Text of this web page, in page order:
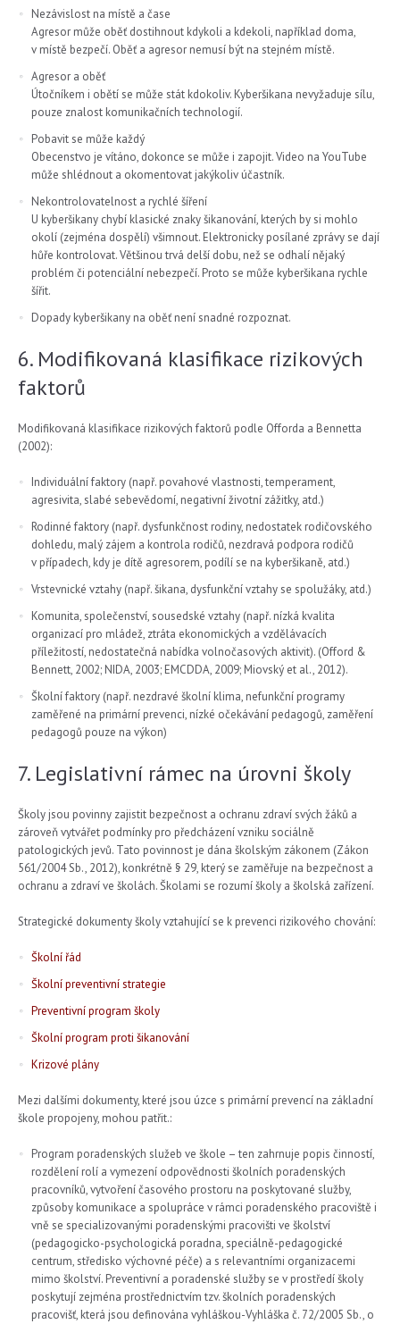
Nezávislost na místě a čase
Agresor může oběť dostihnout kdykoli a kdekoli, například doma,
v místě bezpečí. Oběť a agresor nemusí být na stejném místě.
Agresor a oběť
Útočníkem i obětí se může stát kdokoliv. Kyberšikana nevyžaduje sílu,
pouze znalost komunikačních technologií.
Pobavit se může každý
Obecenstvo je vítáno, dokonce se může i zapojit. Video na YouTube
může shlédnout a okomentovat jakýkoliv účastník.
Nekontrolovatelnost a rychlé šíření
U kyberšikany chybí klasické znaky šikanování, kterých by si mohlo
okolí (zejména dospělí) všimnout. Elektronicky posílané zprávy se dají
hůře kontrolovat. Většinou trvá delší dobu, než se odhalí nějaký
problém či potenciální nebezpečí. Proto se může kyberšikana rychle
šířit.
Dopady kyberšikany na oběť není snadné rozpoznat.
6. Modifikovaná klasifikace rizikových
faktorů
Modifikovaná klasifikace rizikových faktorů podle Offorda a Bennetta
(2002):
Individuální faktory (např. povahové vlastnosti, temperament,
agresivita, slabé sebevědomí, negativní životní zážitky, atd.)
Rodinné faktory (např. dysfunkčnost rodiny, nedostatek rodičovského
dohledu, malý zájem a kontrola rodičů, nezdravá podpora rodičů
v případech, kdy je dítě agresorem, podílí se na kyberšikaně, atd.)
Vrstevnické vztahy (např. šikana, dysfunkční vztahy se spolužáky, atd.)
Komunita, společenství, sousedské vztahy (např. nízká kvalita
organizací pro mládež, ztráta ekonomických a vzdělávacích
příležitostí, nedostatečná nabídka volnočasových aktivit). (Offord &
Bennett, 2002; NIDA, 2003; EMCDDA, 2009; Miovský et al., 2012).
Školní faktory (např. nezdravé školní klima, nefunkční programy
zaměřené na primární prevenci, nízké očekávání pedagogů, zaměření
pedagogů pouze na výkon)
7. Legislativní rámec na úrovni školy
Školy jsou povinny zajistit bezpečnost a ochranu zdraví svých žáků a
zároveň vytvářet podmínky pro předcházení vzniku sociálně
patologických jevů. Tato povinnost je dána školským zákonem (Zákon
561/2004 Sb., 2012), konkrétně § 29, který se zaměřuje na bezpečnost a
ochranu a zdraví ve školách. Školami se rozumí školy a školská zařízení.
Strategické dokumenty školy vztahující se k prevenci rizikového chování:
Školní řád
Školní preventivní strategie
Preventivní program školy
Školní program proti šikanování
Krizové plány
Mezi dalšími dokumenty, které jsou úzce s primární prevencí na základní
škole propojeny, mohou patřit.:
Program poradenských služeb ve škole – ten zahrnuje popis činností,
rozdělení rolí a vymezení odpovědnosti školních poradenských
pracovníků, vytvoření časového prostoru na poskytované služby,
způsoby komunikace a spolupráce v rámci poradenského pracoviště i
vně se specializovanými poradenskými pracovišti ve školství
(pedagogicko-psychologická poradna, speciálně-pedagogické
centrum, středisko výchovné péče) a s relevantními organizacemi
mimo školství. Preventivní a poradenské služby se v prostředí školy
poskytují zejména prostřednictvím tzv. školních poradenských
pracovišť, která jsou definována vyhláškou-Vyhláška č. 72/2005 Sb., o